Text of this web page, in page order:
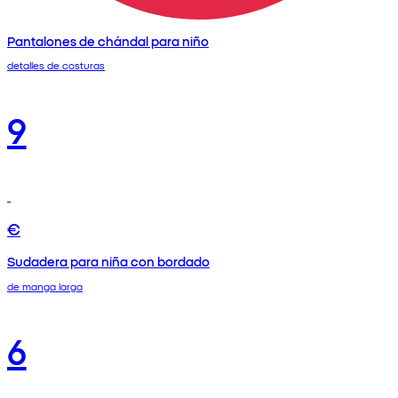
Pantalones de chándal para niño
detalles de costuras
9
€
Sudadera para niña con bordado
de manga larga
6